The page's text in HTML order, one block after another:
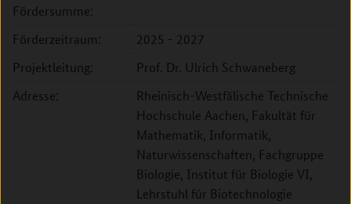
Fördersumme:
Förderzeitraum:
2025 - 2027
Projektleitung:
Prof. Dr. Ulrich Schwaneberg
Adresse:
Rheinisch-Westfälische Technische
Hochschule Aachen, Fakultät für
Mathematik, Informatik,
Naturwissenschaften, Fachgruppe
Biologie, Institut für Biologie VI,
Lehrstuhl für Biotechnologie